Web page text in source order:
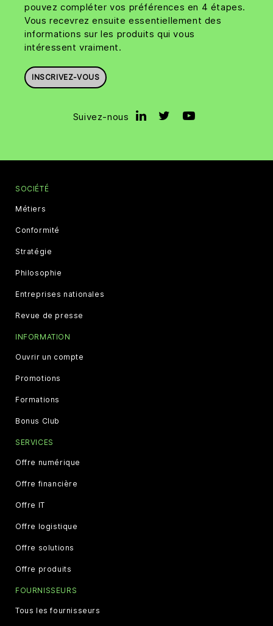
pouvez compléter vos préférences en 4 étapes.
Vous recevrez ensuite essentiellement des
informations sur les produits qui vous
intéressent vraiment.
INSCRIVEZ-VOUS
Suivez-nous
SOCIÉTÉ
Métiers
Conformité
Stratégie
Philosophie
Entreprises nationales
Revue de presse
INFORMATION
Ouvrir un compte
Promotions
Formations
Bonus Club
SERVICES
Offre numérique
Offre financière
Offre IT
Offre logistique
Offre solutions
Offre produits
FOURNISSEURS
Tous les fournisseurs